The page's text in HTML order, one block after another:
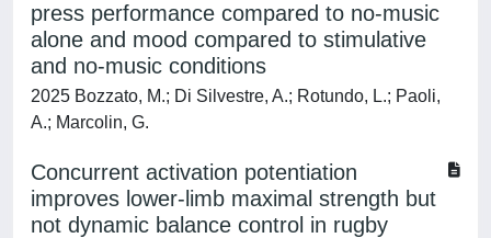
press performance compared to no-music
alone and mood compared to stimulative
and no-music conditions
2025 Bozzato, M.; Di Silvestre, A.; Rotundo, L.; Paoli,
A.; Marcolin, G.
Concurrent activation potentiation
improves lower-limb maximal strength but
not dynamic balance control in rugby